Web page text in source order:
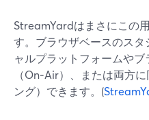
StreamYardはまさにこの
す。ブラウザベースのス
ャルプラットフォームや
（On‑Air）、または両方
ング）できます。(